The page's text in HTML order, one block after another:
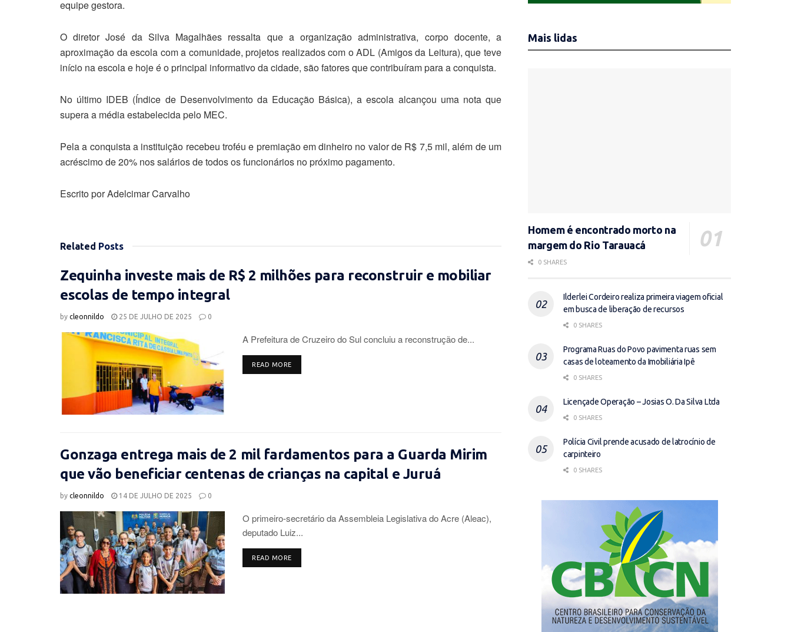
equipe gestora.
O diretor José da Silva Magalhães ressalta que a organização administrativa, corpo docente, a
aproximação da escola com a comunidade, projetos realizados com o ADL (Amigos da Leitura), que teve
início na escola e hoje é o principal informativo da cidade, são fatores que contribuíram para a conquista.
No último IDEB (Índice de Desenvolvimento da Educação Básica), a escola alcançou uma nota que
supera a média estabelecida pelo MEC.
Pela a conquista a instituição recebeu troféu e premiação em dinheiro no valor de R$ 7,5 mil, além de um
acréscimo de 20% nos salários de todos os funcionários no próximo pagamento.
Escrito por Adelcimar Carvalho
Related Posts
Zequinha investe mais de R$ 2 milhões para reconstruir e mobiliar
escolas de tempo integral
by cleonnildo 25 DE JULHO DE 2025 0
A Prefeitura de Cruzeiro do Sul concluiu a reconstrução de...
READ MOREDETAILS
Gonzaga entrega mais de 2 mil fardamentos para a Guarda Mirim
que vão beneficiar centenas de crianças na capital e Juruá
by cleonnildo 14 DE JULHO DE 2025 0
O primeiro-secretário da Assembleia Legislativa do Acre (Aleac),
deputado Luiz...
READ MOREDETAILS
Mais lidas
Homem é encontrado morto na
margem do Rio Tarauacá
0 SHARES
Ilderlei Cordeiro realiza primeira viagem oficial
em busca de liberação de recursos
0 SHARES
Programa Ruas do Povo pavimenta ruas sem
casas de loteamento da Imobiliária Ipê
0 SHARES
Licençade Operação – Josias O. Da Silva Ltda
0 SHARES
Polícia Civil prende acusado de latrocínio de
carpinteiro
0 SHARES